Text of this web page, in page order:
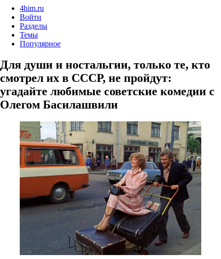
4him.ru
Войти
Разделы
Темы
Популярное
Для души и ностальгии, только те, кто
смотрел их в СССР, не пройдут:
угадайте любимые советские комедии с
Олегом Басилашвили